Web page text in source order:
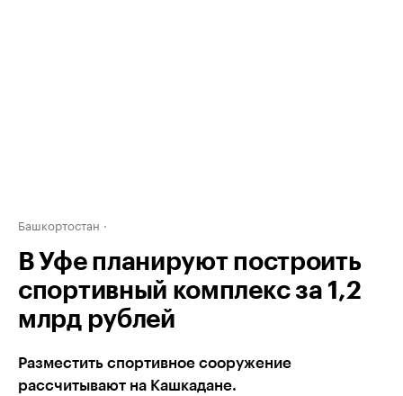
Башкортостан
В Уфе планируют построить
спортивный комплекс за 1,2
млрд рублей
Разместить спортивное сооружение
рассчитывают на Кашкадане.